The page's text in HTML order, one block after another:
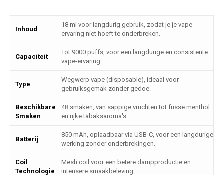
Inhoud
18 ml voor langdurig gebruik, zodat je je vape-
ervaring niet hoeft te onderbreken.
Capaciteit
Tot 9000 puffs, voor een langdurige en consistente
vape-ervaring.
Type
Wegwerp vape (disposable), ideaal voor
gebruiksgemak zonder gedoe.
Beschikbare
Smaken
48 smaken, van sappige vruchten tot frisse menthol
en rijke tabaksaroma's.
Batterij
850 mAh, oplaadbaar via USB-C, voor een langdurige
werking zonder onderbrekingen.
Coil
Technologie
Mesh coil voor een betere dampproductie en
intensere smaakbeleving.